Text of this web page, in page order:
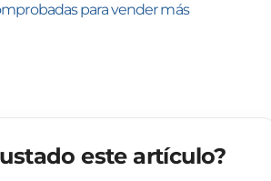
para vender más
este artículo?